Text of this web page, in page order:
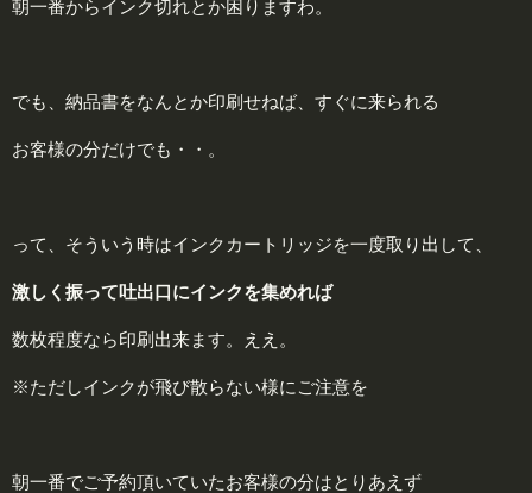
朝一番からインク切れとか困りますわ。
でも、納品書をなんとか印刷せねば、すぐに来られる
お客様の分だけでも・・。
って、そういう時はインクカートリッジを一度取り出して、
激しく振って吐出口にインクを集めれば
数枚程度なら印刷出来ます。ええ。
※ただしインクが飛び散らない様にご注意を
朝一番でご予約頂いていたお客様の分はとりあえず